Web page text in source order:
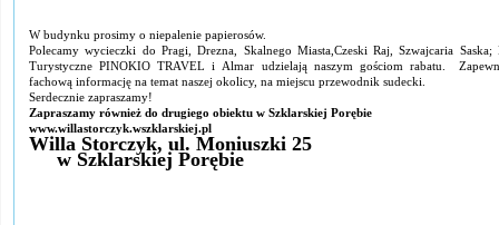
W budynku prosimy o niepalenie papierosów.
Polecamy wycieczki do Pragi, Drezna, Skalnego Miasta,Czeski Raj, Szwajcaria Saska;
Turystyczne PINOKIO TRAVEL i Almar udzielają naszym gościom rabatu.
fachową informację na temat naszej okolicy, na miejscu przewodnik sudecki.
Serdecznie zapraszamy!
Zapraszamy również do drugiego obiektu w Szklarskiej Porębie
www.willastorczyk.wszklarskiej.pl
Willa Storczyk, ul. Moniuszki 25
w Szklarskiej Porębie